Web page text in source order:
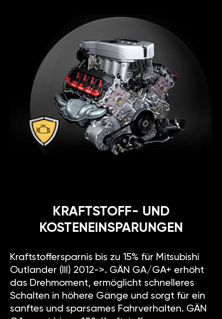
KRAFTSTOFF- UND
KOSTENEINSPARUNGEN
Kraftstoffersparnis bis zu 15% für Mitsubishi
Outlander (III) 2012->. GÄN GA/GA+ erhöht
das Drehmoment, ermöglicht schnelleres
Schalten in höhere Gänge und sorgt für ein
sanftes und sparsames Fahrverhalten. GÄN